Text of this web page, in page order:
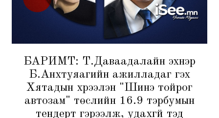
БАРИМТ: Т.Даваадалайн эхнэр
Б.Анхтуяагийн ажилладаг гэх
Хятадын хүрээлэн "Шинэ тойрог
автозам" төслийн 16.9 тэрбумын
тендерт гэрээлж, удахгүй тэд